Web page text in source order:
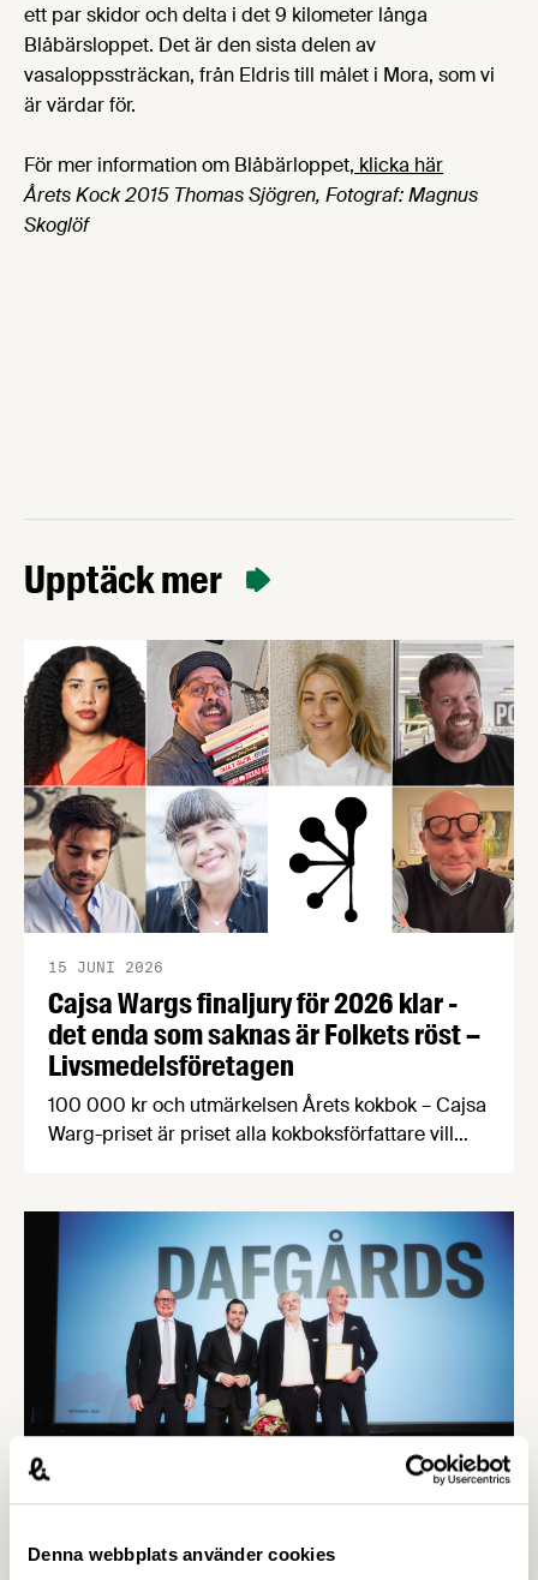
Denna webbplats använder cookies
ett par skidor och delta i det 9 kilometer långa
Blåbärsloppet. Det är den sista delen av
vasaloppssträckan, från Eldris till målet i Mora, som vi
är värdar för.
För mer information om Blåbärloppet, klicka här
Årets Kock 2015 Thomas Sjögren, Fotograf: Magnus
Skoglöf
Upptäck mer
Cajsa Wargs finaljury för 2026 klar -
det enda som saknas är Folkets röst –
Livsmedelsföretagen
15 JUNI 2026
100 000 kr och utmärkelsen Årets kokbok – Cajsa
Warg-priset är priset alla kokboksförfattare vill
kokbokssamlare och en legendarisk matfotograf.
Dessutom har alla kokboksälskare möjlighet att
söka till att bli en del av finaljuryn som Folkets röst.
Frida Ronge, David Sundin, Karolina Sparring, …